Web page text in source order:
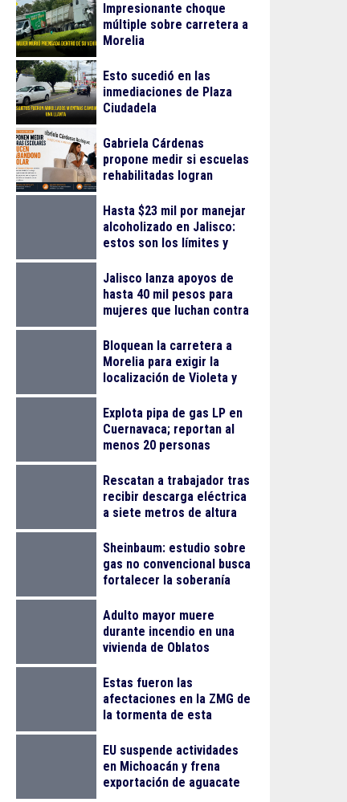
Impresionante choque
múltiple sobre carretera a
Morelia
Esto sucedió en las
inmediaciones de Plaza
Ciudadela
Gabriela Cárdenas
propone medir si escuelas
rehabilitadas logran
escolar
Hasta $23 mil por manejar
alcoholizado en Jalisco:
estos son los límites y
Jalisco lanza apoyos de
hasta 40 mil pesos para
mujeres que luchan contra
Bloquean la carretera a
Morelia para exigir la
localización de Violeta y
Explota pipa de gas LP en
Cuernavaca; reportan al
menos 20 personas
Rescatan a trabajador tras
recibir descarga eléctrica
a siete metros de altura
Sheinbaum: estudio sobre
gas no convencional busca
fortalecer la soberanía
Adulto mayor muere
durante incendio en una
vivienda de Oblatos
Estas fueron las
afectaciones en la ZMG de
la tormenta de esta
EU suspende actividades
en Michoacán y frena
exportación de aguacate